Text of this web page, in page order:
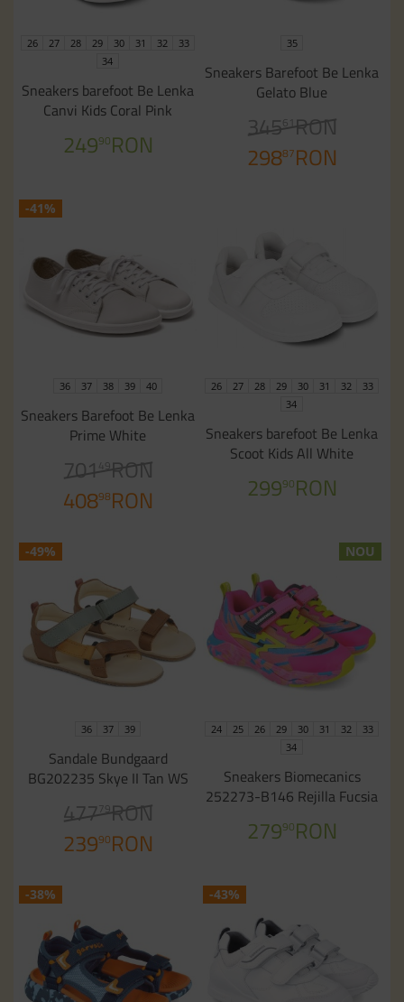
26 27 28 29 30 31 32
33
34
Sneakers barefoot Be Lenka
Canvi Kids Coral Pink
24990RON
35
Sneakers Barefoot Be Lenka
Gelato Blue
345 61RON
29887RON
-41%
36 37 38 39 40
Sneakers Barefoot Be Lenka
Prime White
701 49
RON
40898RON
26 27 28 29 30 31 32
33
34
Sneakers barefoot Be Lenka
Scoot Kids All White
29990RON
-49%
36 37 39
Sandale Bundgaard
BG202235 Skye II Tan WS
477 79
RON
23990RON
NOU
24 25 26 29 30 31 32
33
34
Sneakers Biomecanics
252273-B146 Rejilla Fucsia
27990RON
-38% -43%